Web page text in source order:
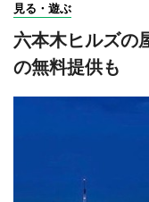
見る・遊ぶ
六本木ヒルズ
の無料提供も